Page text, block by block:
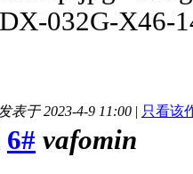
表于 2023-4-9 11:00 | 只看该
6# vafomin